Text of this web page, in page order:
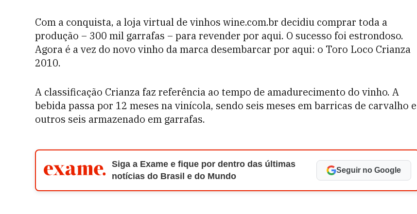
Com a conquista, a loja virtual de vinhos wine.com.br decidiu comprar toda a
produção – 300 mil garrafas – para revender por aqui. O sucesso foi estrondoso.
Agora é a vez do novo vinho da marca desembarcar por aqui: o Toro Loco Crianza
2010.
A classificação Crianza faz referência ao tempo de amadurecimento do vinho. A
bebida passa por 12 meses na vinícola, sendo seis meses em barricas de carvalho e
outros seis armazenado em garrafas.
Siga a Exame e fique por dentro das últimas
notícias do Brasil e do Mundo
Seguir no Google